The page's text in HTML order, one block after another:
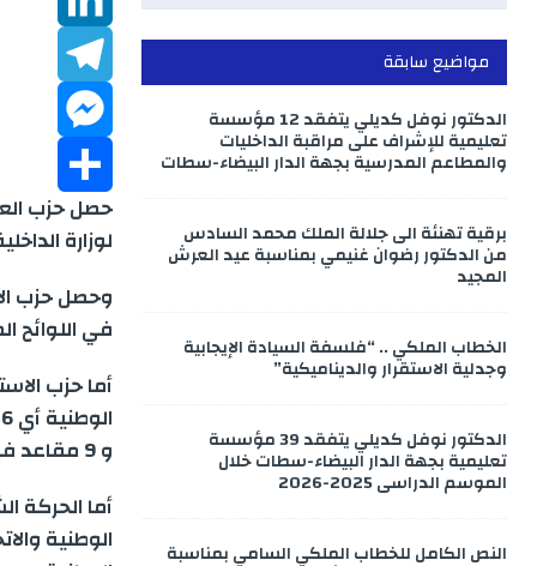
b
o
k
r
ah
a
s
p
p
k
d
I
n
T
l
g
r
a
m
M
e
s
e
n
g
e
S
a
r
e
لوزارة
في اللوائح
و 9 مقاعد في الدائرة الوطنية، ليكون المجموع هو 37 مقعدا
مواضيع سابقة
الدكتور نوفل كديلي يتفقد 12 مؤسسة
تعليمية للإشراف على مراقبة الداخليات
والمطاعم المدرسية بجهة الدار البيضاء-سطات
برقية تهنئة الى جلالة الملك محمد السادس
من الدكتور رضوان غنيمي بمناسبة عيد العرش
المجيد
الخطاب الملكي .. “فلسفة السيادة الإيجابية
وجدلية الاستقرار والديناميكية”
الدكتور نوفل كديلي يتفقد 39 مؤسسة
تعليمية بجهة الدار البيضاء-سطات خلال
الموسم الدراسي 2025-2026
النص الكامل للخطاب الملكي السامي بمناسبة